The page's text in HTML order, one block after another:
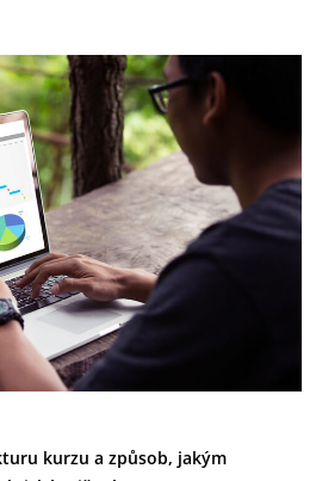
kurzu a způsob, jakým